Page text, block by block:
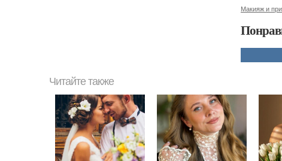
Макияж и
Читайте также